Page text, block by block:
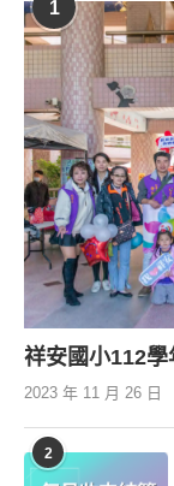
1
祥安國小112
2023 年 11 月 26 日
2